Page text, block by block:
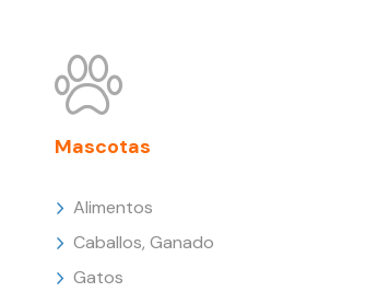
Mascotas
Alimentos
Caballos, Ganado
Gatos